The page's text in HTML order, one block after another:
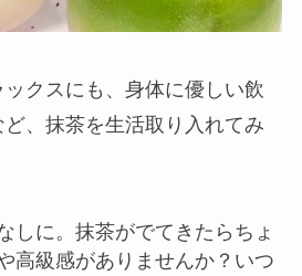
クスにも、身体に優しい飲
、抹茶を生活取り入れてみ
しに。抹茶がでてきたらちょ
高級感がありませんか？いつ